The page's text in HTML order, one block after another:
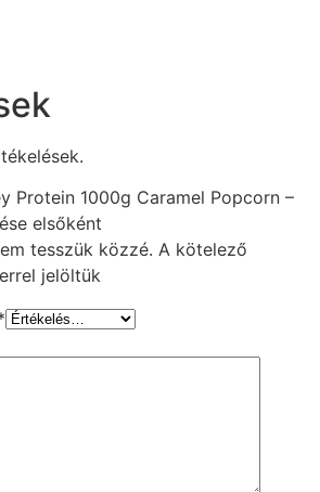
Protein 1000g Caramel Popcorn –
elsőként
tesszük közzé. A kötelező
jelöltük